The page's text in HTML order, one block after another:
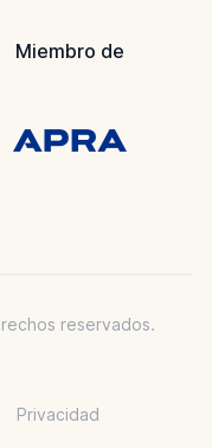
Miembro de
reservados.
Privacidad